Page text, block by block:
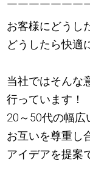
￣￣￣￣￣￣￣
お客様にどうし
どうしたら快適
当社ではそんな
行っています！
20～50代の幅広
お互いを尊重し
アイデアを提案